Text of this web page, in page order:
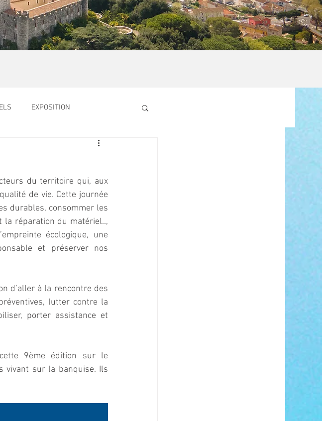
EXPOSITION
culture & musique
du territoire qui, aux
de vie. Cette journée
durables, consommer les
la réparation du matériel..,
écologique, une
et préserver nos
d’aller à la rencontre des
lutter contre la
porter assistance et
9ème édition sur le
vivant sur la banquise. Ils